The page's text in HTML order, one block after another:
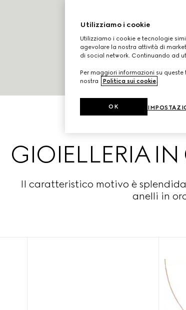
GIOIELLERIA
Il caratteristico motivo è
anelli in
Utilizziamo i cookie
Utilizziamo i cookie e tecnologie
agevolare la nostra attività di
di social network. Continuando ad
Per maggiori informazioni su
nostra
Politica sui cookie.
OK